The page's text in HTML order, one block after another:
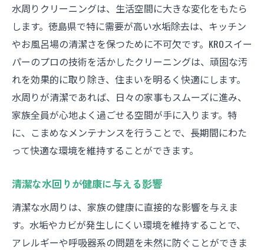
水周りクリーニングは、生活空間に大きな変化をもたら
します。徳島県で特に需要が高い水垢除去は、キッチン
やお風呂場の清潔さを保つために不可欠です。KROスイー
パーのプロの技術を活かしたクリーニングは、頑固な汚
れを効果的に取り除き、住まいを明るく快適にします。
水周りが清潔であれば、日々の家事もスムーズに進み、
家族全員が心地よく過ごせる空間が手に入ります。特
に、こまめなメンテナンスを行うことで、長期間にわた
って快適な環境を維持することができます。
清潔な水回りが健康に与える影響
清潔な水周りは、家族の健康に直接的な影響を与えま
す。水垢やカビが発生しにくい環境を維持することで、
アレルギーや呼吸器系の問題を未然に防ぐことができま